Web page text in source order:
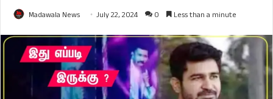
Madawala News July 22, 2024 0 Less than a minute